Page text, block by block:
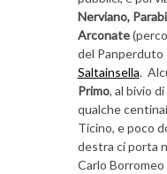
Nerviano,
Arconate
del Panperduto
Saltainsella.
Primo, al bivio di
qualche
Ticino, e poco
destra ci porta
Carlo Borromeo